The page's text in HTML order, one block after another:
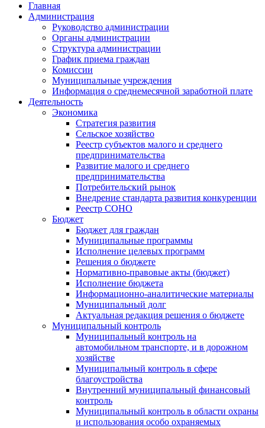
Главная
Администрация
Руководство администрации
Органы администрации
Структура администрации
График приема граждан
Комиссии
Муниципальные учреждения
Информация о среднемесячной заработной плате
Деятельность
Экономика
Стратегия развития
Сельское хозяйство
Реестр субъектов малого и среднего
предпринимательства
Развитие малого и среднего
предпринимательства
Потребительский рынок
Внедрение стандарта развития конкуренции
Реестр СОНО
Бюджет
Бюджет для граждан
Муниципальные программы
Исполнение целевых программ
Решения о бюджете
Нормативно-правовые акты (бюджет)
Исполнение бюджета
Информационно-аналитические материалы
Муниципальный долг
Актуальная редакция решения о бюджете
Муниципальный контроль
Муниципальный контроль на
автомобильном транспорте, и в дорожном
хозяйстве
Муниципальный контроль в сфере
благоустройства
Внутренний муниципальный финансовый
контроль
Муниципальный контроль в области охраны
и использования особо охраняемых